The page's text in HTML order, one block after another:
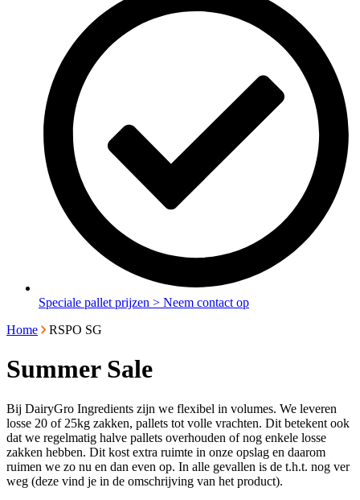
Speciale pallet prijzen > Neem contact op
Home
RSPO SG
Summer Sale
Bij DairyGro Ingredients zijn we flexibel in volumes. We leveren
losse 20 of 25kg zakken, pallets tot volle vrachten. Dit betekent ook
dat we regelmatig halve pallets overhouden of nog enkele losse
zakken hebben. Dit kost extra ruimte in onze opslag en daarom
ruimen we zo nu en dan even op. In alle gevallen is de t.h.t. nog ver
weg (deze vind je in de omschrijving van het product).